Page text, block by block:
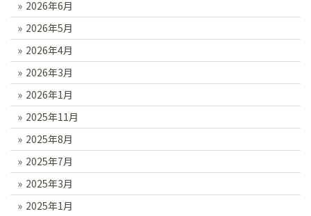
2026年6月
2026年5月
2026年4月
2026年3月
2026年1月
2025年11月
2025年8月
2025年7月
2025年3月
2025年1月